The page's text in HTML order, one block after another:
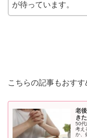
が待っています。
こちらの記事もおすす
老
き
50代
考え
か、